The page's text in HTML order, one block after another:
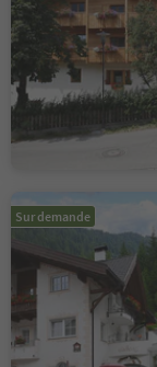
Sur demande